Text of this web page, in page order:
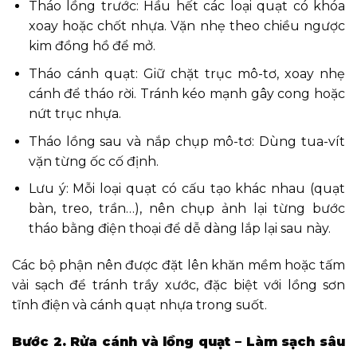
Tháo lồng trước: Hầu hết các loại quạt có khóa
xoay hoặc chốt nhựa. Vặn nhẹ theo chiều ngược
kim đồng hồ để mở.
Tháo cánh quạt: Giữ chặt trục mô-tơ, xoay nhẹ
cánh để tháo rời. Tránh kéo mạnh gây cong hoặc
nứt trục nhựa.
Tháo lồng sau và nắp chụp mô-tơ: Dùng tua-vít
vặn từng ốc cố định.
Lưu ý: Mỗi loại quạt có cấu tạo khác nhau (quạt
bàn, treo, trần…), nên chụp ảnh lại từng bước
tháo bằng điện thoại để dễ dàng lắp lại sau này.
Các bộ phận nên được đặt lên khăn mềm hoặc tấm
vải sạch để tránh trầy xước, đặc biệt với lồng sơn
tĩnh điện và cánh quạt nhựa trong suốt.
Bước 2. Rửa cánh và lồng quạt – Làm sạch sâu